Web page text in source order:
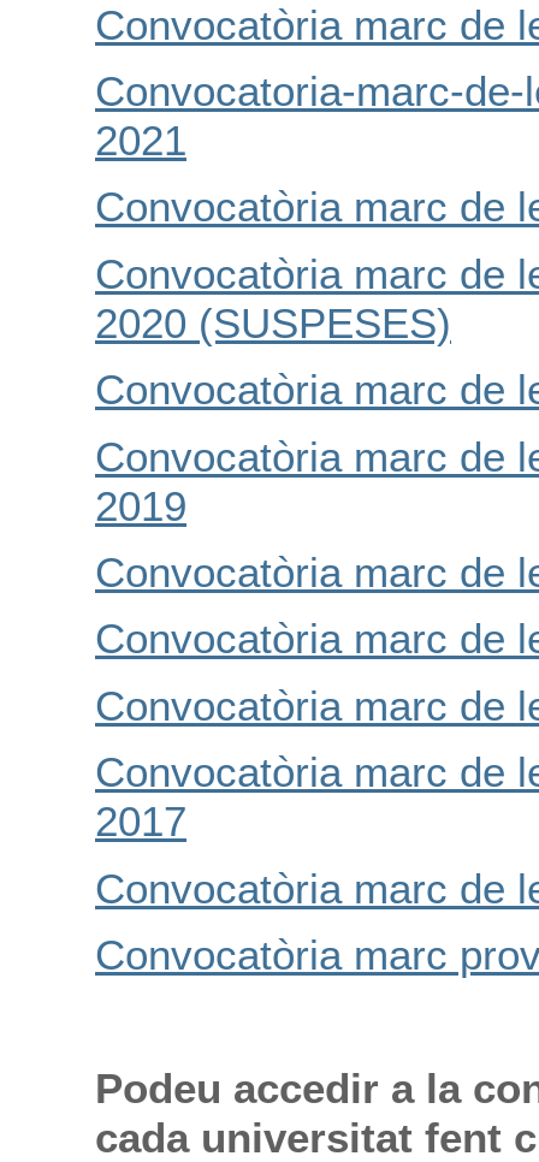
Convocatòria marc de
Convocatoria-marc-
2021
Convocatòria marc de
Convocatòria marc de
2020 (SUSPESES)
Convocatòria marc de
Convocatòria marc de
2019
Convocatòria marc de
Convocatòria marc de
Convocatòria marc de
Convocatòria marc de
2017
Convocatòria marc de
Convocatòria marc
Podeu accedir a la
cada universitat fent